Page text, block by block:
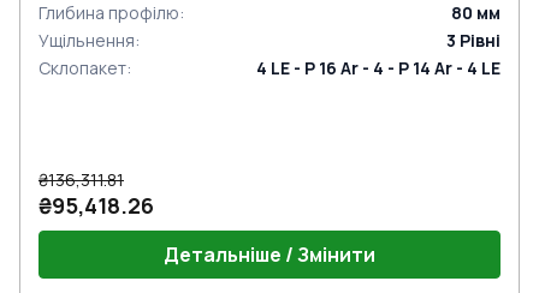
Глибина профілю: 80 мм
Ущільнення: 3 Рівні
Склопакет: 4 LE - P 16 Ar - 4 - P 14 Ar - 4 LE
₴136,311.81
₴95,418.26
Детальніше / Змінити